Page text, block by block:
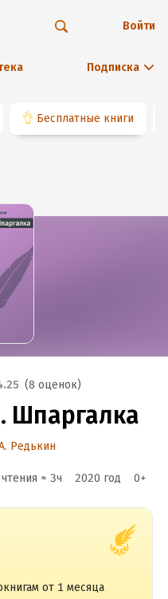
Подписка
Войти
👌 Бесплатные книги
(8 оценок)
Шпаргалка
Редькин
≈ 3ч 2020 год 0+
от 1 месяца